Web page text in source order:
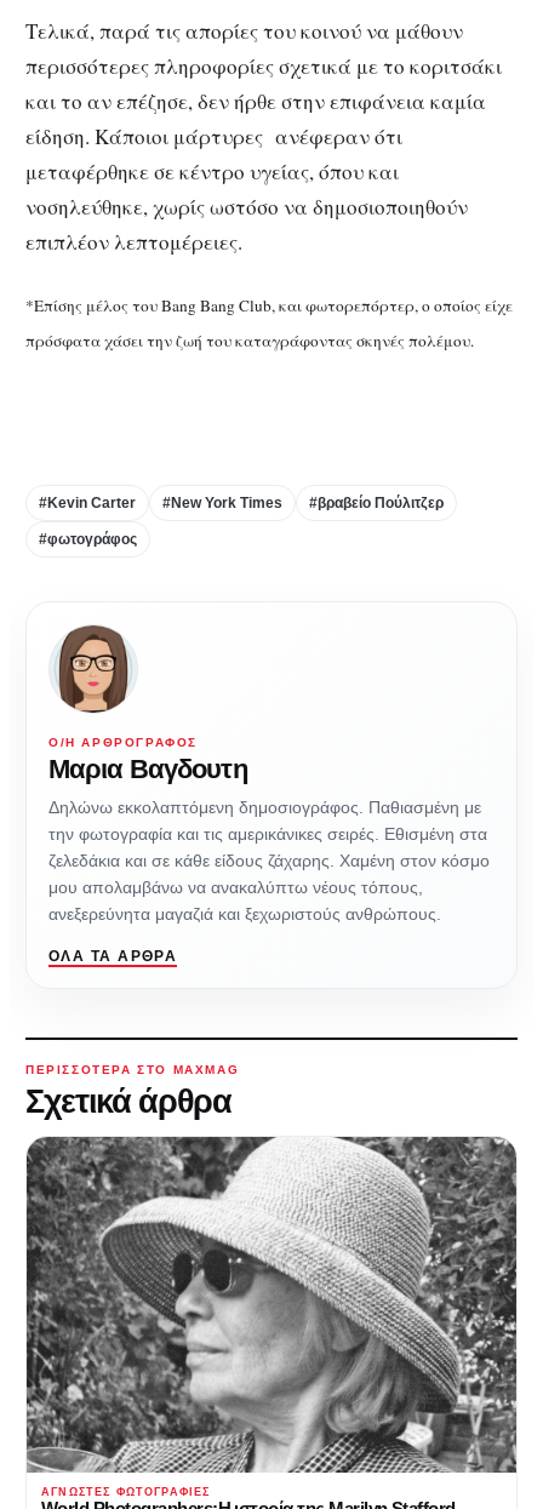
Τελικά, παρά τις απορίες του κοινού να μάθουν
περισσότερες πληροφορίες σχετικά με το κοριτσάκι
και το αν επέζησε, δεν ήρθε στην επιφάνεια καμία
είδηση. Κάποιοι μάρτυρες ανέφεραν ότι
μεταφέρθηκε σε κέντρο υγείας, όπου και
νοσηλεύθηκε, χωρίς ωστόσο να δημοσιοποιηθούν
επιπλέον λεπτομέρειες.
*Επίσης μέλος του Bang Bang Club, και φωτορεπόρτερ, ο οποίος είχε
πρόσφατα χάσει την ζωή του καταγράφοντας σκηνές πολέμου.
#Kevin Carter #New York Times #βραβείο Πούλιτζερ
#φωτογράφος
Ο/Η ΑΡΘΡΟΓΡΆΦΟΣ
Μαρια Βαγδουτη
Δηλώνω εκκολαπτόμενη δημοσιογράφος. Παθιασμένη με
την φωτογραφία και τις αμερικάνικες σειρές. Εθισμένη στα
ζελεδάκια και σε κάθε είδους ζάχαρης. Χαμένη στον κόσμο
μου απολαμβάνω να ανακαλύπτω νέους τόπους,
ανεξερεύνητα μαγαζιά και ξεχωριστούς ανθρώπους.
ΌΛΑ ΤΑ ΆΡΘΡΑ
ΠΕΡΙΣΣΌΤΕΡΑ ΣΤΟ MAXMAG
Σχετικά άρθρα
ΆΓΝΩΣΤΕΣ ΦΩΤΟΓΡΑΦΊΕΣ